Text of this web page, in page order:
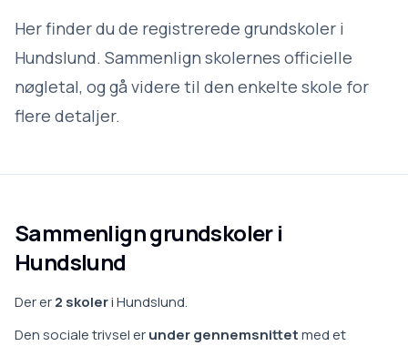
Her finder du de registrerede grundskoler i
Hundslund. Sammenlign skolernes officielle
nøgletal, og gå videre til den enkelte skole for
flere detaljer.
Sammenlign grundskoler i
Hundslund
Der er2 skoleriHundslund.
Den sociale trivsel erunder gennemsnittetmed et